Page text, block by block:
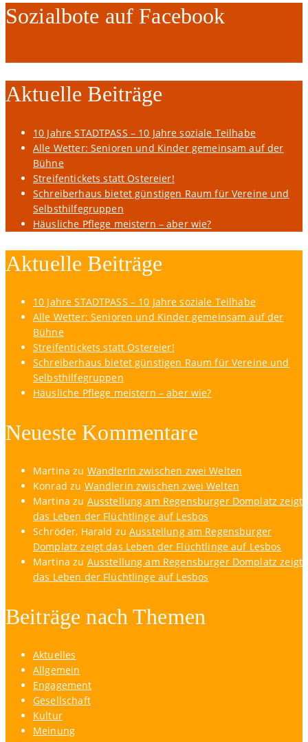
Sozialbote auf Facebook
Aktuelle Beiträge
10 Jahre STADTPASS – 10 Jahre soziale Teilhabe
Alle Wetter: Senioren und Kinder gemeinsam auf der
Bühne
Streifentickets statt Ostereier!
Schreiberhaus bietet günstigen Raum für Vereine und
Selbsthilfegruppen
Häusliche Pflege meistern – aber wie?
Aktuelle Beiträge
10 Jahre STADTPASS – 10 Jahre soziale Teilhabe
Alle Wetter: Senioren und Kinder gemeinsam auf der
Bühne
Streifentickets statt Ostereier!
Schreiberhaus bietet günstigen Raum für Vereine und
Selbsthilfegruppen
Häusliche Pflege meistern – aber wie?
Neueste Kommentare
Martina zu Wandlerin zwischen zwei Welten
Konrad zu Wandlerin zwischen zwei Welten
Martina zu Ausstellung am Regensburger Domplatz zeigt
das Leben der Flüchtlinge auf Lesbos
Schröder, Harald zuAusstellung am Regensburger
Domplatz zeigt das Leben der Flüchtlinge auf Lesbos
Martina zu Ausstellung am Regensburger Domplatz zeigt
das Leben der Flüchtlinge auf Lesbos
Beiträge nach Themen
Aktuelles
Allgemein
Engagement
Gesellschaft
Kultur
Meinung